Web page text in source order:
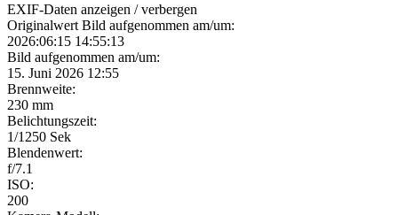
EXIF-Daten anzeigen / verbergen
Originalwert Bild aufgenommen am/um:
2026:06:15 14:55:13
Bild aufgenommen am/um:
15. Juni 2026 12:55
Brennweite:
230 mm
Belichtungszeit:
1/1250 Sek
Blendenwert:
f/7.1
ISO:
200